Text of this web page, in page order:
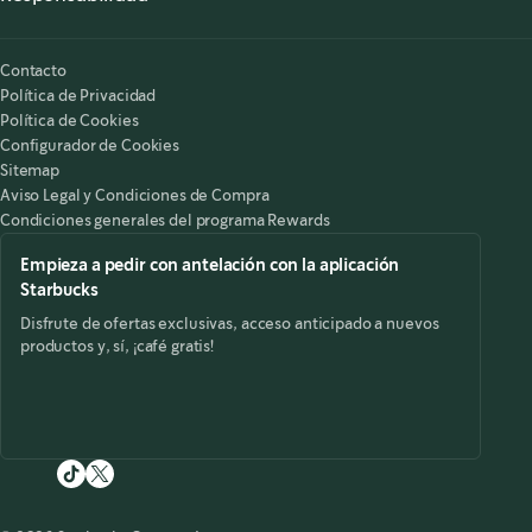
Contacto
Política de Privacidad
Política de Cookies
Configurador de Cookies
Sitemap
Aviso Legal y Condiciones de Compra
Condiciones generales del programa Rewards
Empieza a pedir con antelación con la aplicación
Starbucks
Disfrute de ofertas exclusivas, acceso anticipado a nuevos
productos y, sí, ¡café gratis!